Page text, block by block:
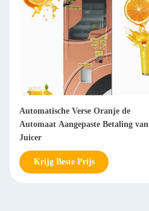
Automatische Verse Oranje de
Automaat Aangepaste Betaling van
Juicer
Krijg Beste Prijs